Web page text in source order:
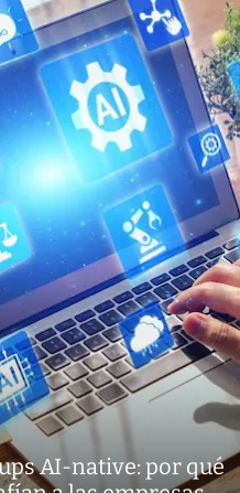
AI-native: por qué